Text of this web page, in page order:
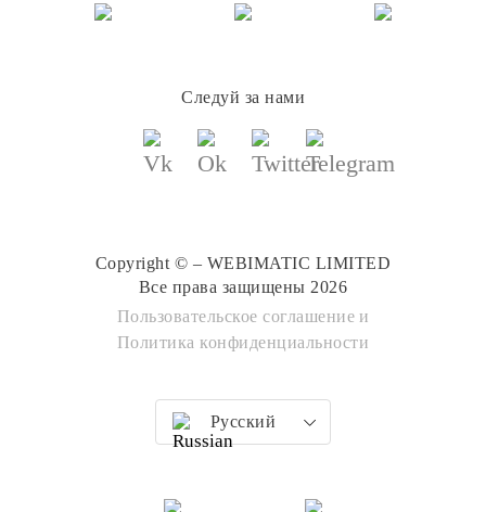
Следуй за нами
Copyright © – WEBIMATIC LIMITED
Все права защищены 2026
Пользовательское соглашение и
Политика конфиденциальности
Русский